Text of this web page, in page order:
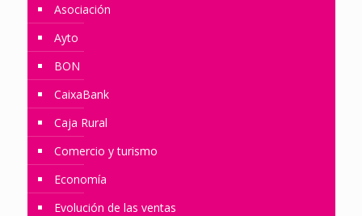
Asociación
Ayto
BON
CaixaBank
Caja Rural
Comercio y turismo
Economía
Evolución de las ventas